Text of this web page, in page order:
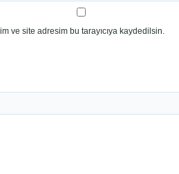
ve site adresim bu tarayıcıya kaydedilsin.